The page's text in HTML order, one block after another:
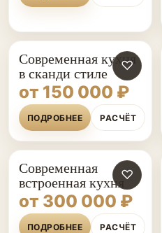
♡
Современная кухня
в сканди стиле
от 150 000 ₽
ПОДРОБНЕЕ РАСЧЁТ
♡
Современная
встроенная кухня
от 300 000 ₽
ПОДРОБНЕЕ РАСЧЁТ